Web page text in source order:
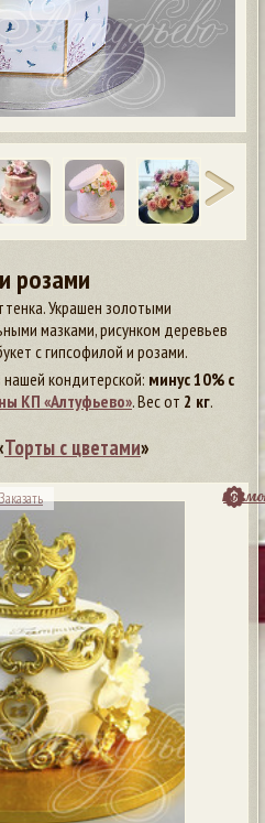
розами
Украшен золотыми
мазками, рисунком деревьев
с гипсофилой и розами.
кондитерской: минус 10% с
КП «Алтуфьево». Вес от 2 кг.
Торты с цветами»
Заказать